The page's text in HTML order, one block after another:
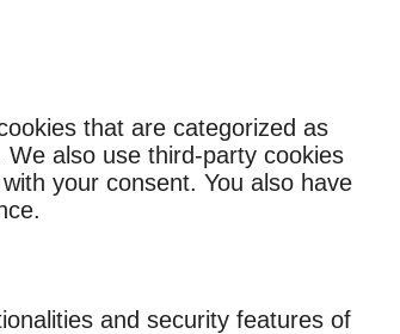
that are categorized as
also use third-party cookies
your consent. You also have
and security features of